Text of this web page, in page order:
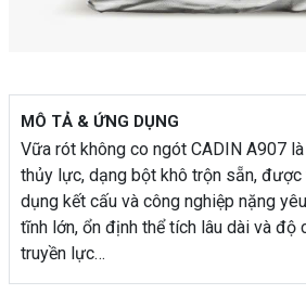
MÔ TẢ & ỨNG DỤNG
Vữa rót không co ngót CADIN A907
thủy lực, dạng bột khô trộn sẵn,
dụng kết cấu và công nghiệp nặng
tĩnh lớn, ổn định thể tích lâu dài và độ
truyền lực…